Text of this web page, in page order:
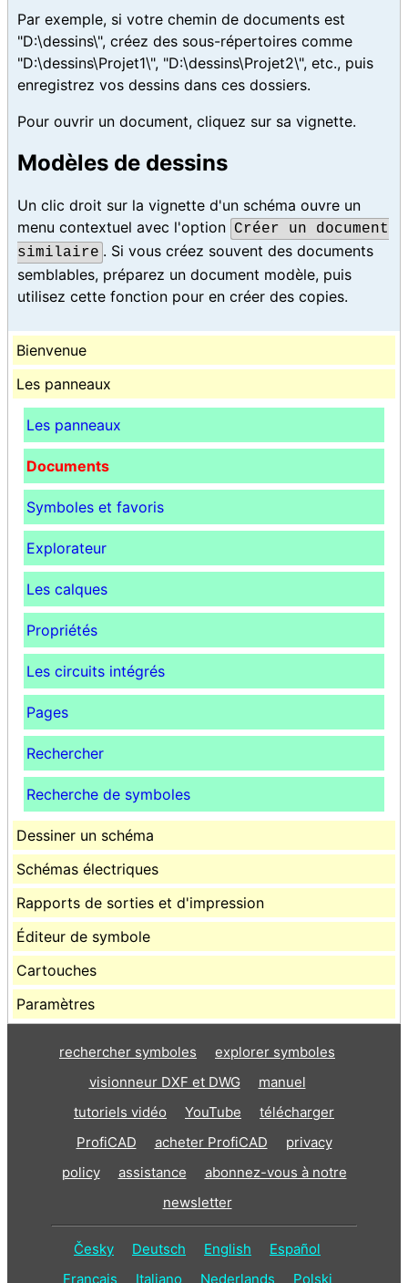
Par exemple, si votre chemin de documents est
"D:\dessins\", créez des sous-répertoires comme
"D:\dessins\Projet1\", "D:\dessins\Projet2\", etc., puis
enregistrez vos dessins dans ces dossiers.
Pour ouvrir un document, cliquez sur sa vignette.
Modèles de dessins
Un clic droit sur la vignette d'un schéma ouvre un
menu contextuel avec l'option Créer un document
similaire . Si vous créez souvent des documents
semblables, préparez un document modèle, puis
utilisez cette fonction pour en créer des copies.
Bienvenue
Les panneaux
Les panneaux
Documents
Symboles et favoris
Explorateur
Les calques
Propriétés
Les circuits intégrés
Pages
Rechercher
Recherche de symboles
Dessiner un schéma
Schémas électriques
Rapports de sorties et d'impression
Éditeur de symbole
Cartouches
Paramètres
rechercher symboles
explorer symboles
visionneur DXF et DWG
manuel
tutoriels vidéo
YouTube
télécharger
ProfiCAD
acheter ProfiCAD
privacy
policy
assistance
abonnez-vous à notre
newsletter
Česky Deutsch English
Español
Français
Italiano Nederlands Polski